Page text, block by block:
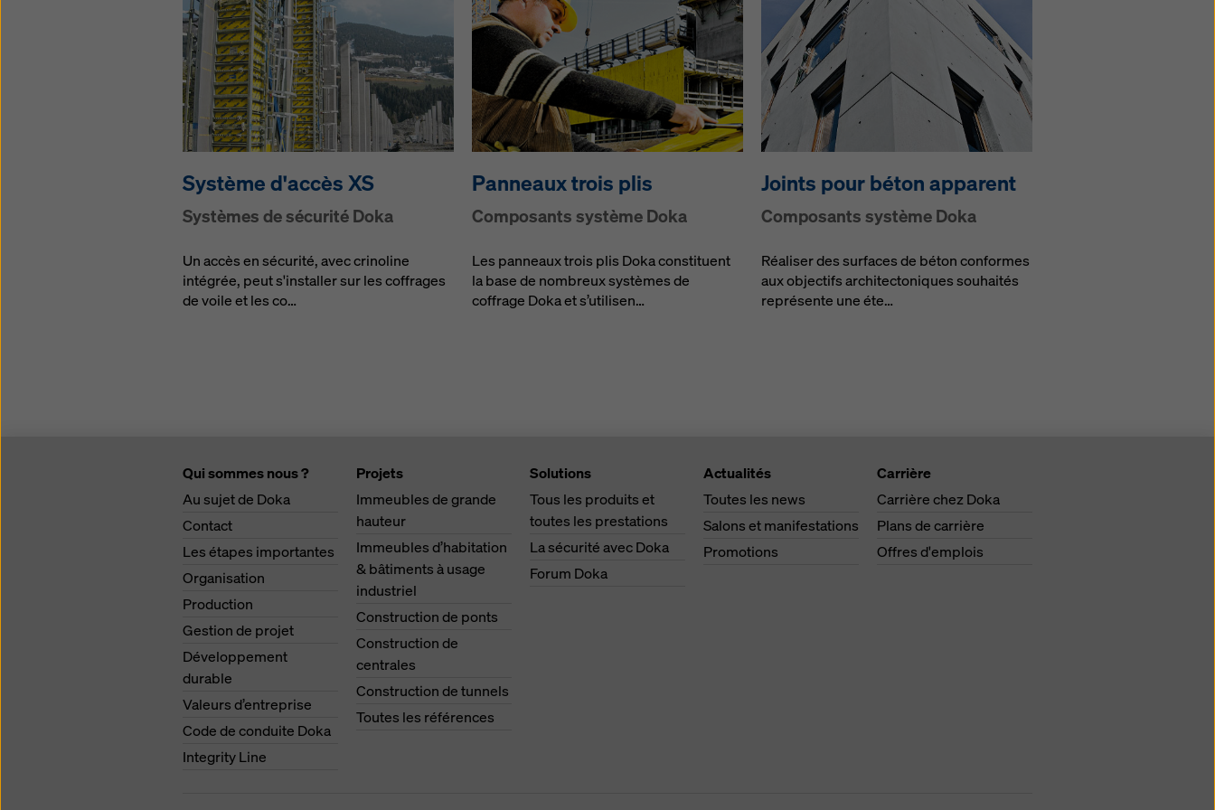
Système d'accès XS
Systèmes de sécurité Doka
Un accès en sécurité, avec crinoline
intégrée, peut s'installer sur les coffrages
de voile et les co…
Panneaux trois plis
Composants système Doka
Les panneaux trois plis Doka constituent
la base de nombreux systèmes de
coffrage Doka et s’utilisen…
Joints pour béton apparent
Composants système Doka
Réaliser des surfaces de béton conformes
aux objectifs architectoniques souhaités
représente une éte…
Qui sommes nous ?
Au sujet de Doka
Contact
Les étapes importantes
Organisation
Production
Gestion de projet
Développement
durable
Valeurs d’entreprise
Code de conduite Doka
Integrity Line
Projets
Immeubles de grande
hauteur
Immeubles d’habitation
& bâtiments à usage
industriel
Construction de ponts
Construction de
centrales
Construction de tunnels
Toutes les références
Solutions
Tous les produits et
toutes les prestations
La sécurité avec Doka
Forum Doka
Actualités
Toutes les news
Salons et manifestations
Promotions
Carrière
Carrière chez Doka
Plans de carrière
Offres d'emplois